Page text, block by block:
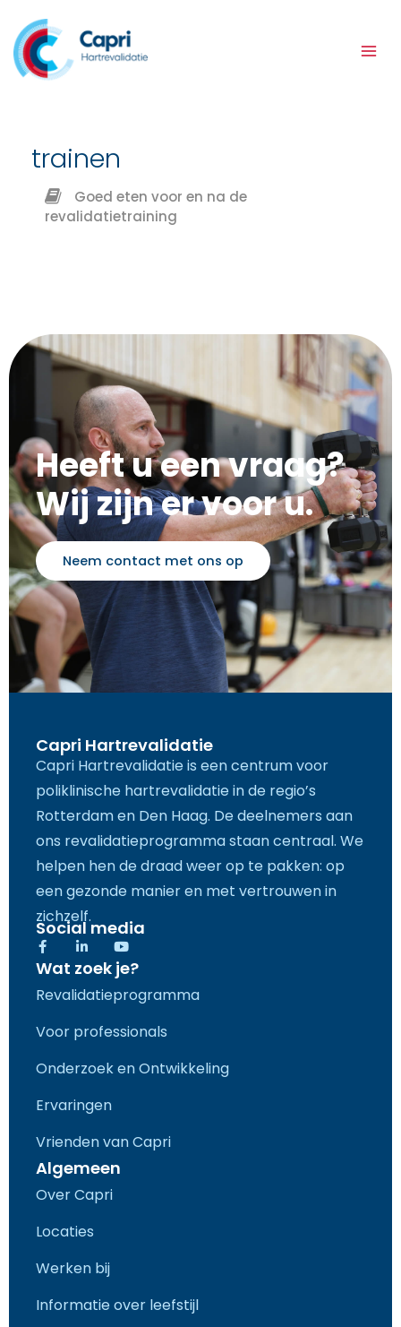
naar
de
inhoud
trainen
Goed eten voor en na de
revalidatietraining
Heeft u een vraag?
Wij zijn er voor u.
Neem contact met ons op
Capri Hartrevalidatie
Capri Hartrevalidatie is een centrum voor
poliklinische hartrevalidatie in de regio’s
Rotterdam en Den Haag. De deelnemers aan
ons revalidatieprogramma staan centraal. We
helpen hen de draad weer op te pakken: op
een gezonde manier en met vertrouwen in
zichzelf.
Social media
F
a
c
b
o
k
f
L
i
n
e
n
i
n
Y
o
u
u
e
Wat zoek je?
Revalidatieprogramma
Voor professionals
Onderzoek en Ontwikkeling
Ervaringen
Vrienden van Capri
Algemeen
Over Capri
Locaties
Werken bij
Informatie over leefstijl